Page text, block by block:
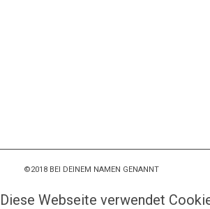
©2018 BEI DEINEM NAMEN GENANNT
Diese Webseite verwendet